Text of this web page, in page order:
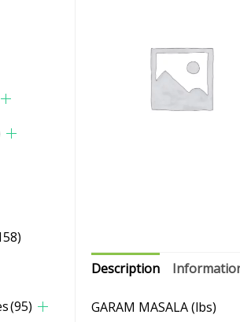
(95)
Description
GARAM MASALA (lbs)